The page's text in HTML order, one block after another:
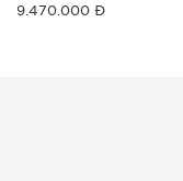
9.470.000 Đ